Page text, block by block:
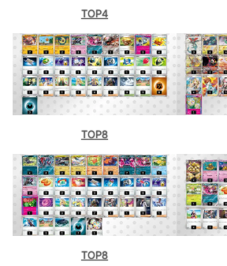
TOP4
TOP8
TOP8